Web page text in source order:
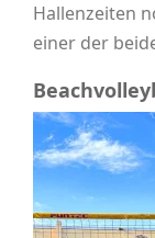
Hallenzeiten
einer der